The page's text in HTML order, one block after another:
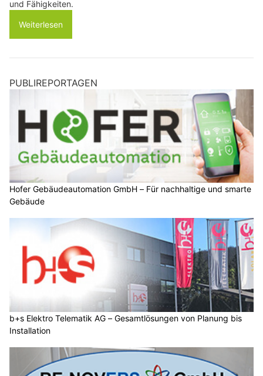
und Fähigkeiten.
Weiterlesen
PUBLIREPORTAGEN
Hofer Gebäudeautomation GmbH – Für nachhaltige und smarte
Gebäude
b+s Elektro Telematik AG – Gesamtlösungen von Planung bis
Installation